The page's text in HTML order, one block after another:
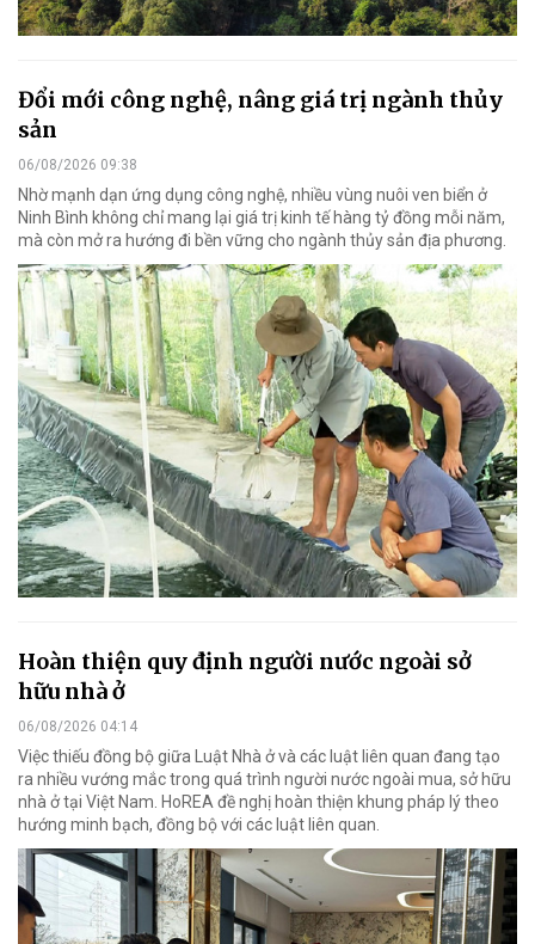
Đổi mới công nghệ, nâng giá trị ngành thủy
sản
06/08/2026 09:38
Nhờ mạnh dạn ứng dụng công nghệ, nhiều vùng nuôi ven biển ở
Ninh Bình không chỉ mang lại giá trị kinh tế hàng tỷ đồng mỗi năm,
mà còn mở ra hướng đi bền vững cho ngành thủy sản địa phương.
Hoàn thiện quy định người nước ngoài sở
hữu nhà ở
06/08/2026 04:14
Việc thiếu đồng bộ giữa Luật Nhà ở và các luật liên quan đang tạo
ra nhiều vướng mắc trong quá trình người nước ngoài mua, sở hữu
nhà ở tại Việt Nam. HoREA đề nghị hoàn thiện khung pháp lý theo
hướng minh bạch, đồng bộ với các luật liên quan.